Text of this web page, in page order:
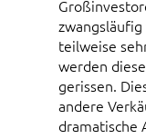
teilweise
werden
gerissen.
andere
dramatische